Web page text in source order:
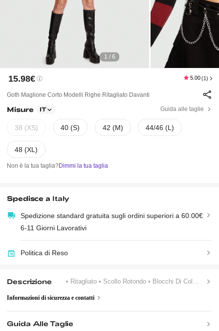
1 / 6
15.98€ 5.00 (1)
Goth Maglione Corto Modelli Righe Ritagliato Davanti
Misure IT Guida alle taglie
38 (XS) 40 (S) 42 (M) 44/46 (L)
48 (XL)
Non è la tua taglia?Dimmi la tua taglia
Spedisce a Italy
Spedizione standard gratuita sugli ordini superiori a 60.00€
6-11 Giorni Lavorativi
Politica di Reso
Descrizione • Ritagliato • Scollo Rotondo • Blocchi Di Colore, A Strisce
Informazioni di sicurezza e contatti
Guida Alle Taglie